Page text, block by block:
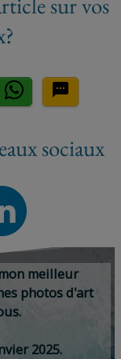
sociaux
meilleur
photos d'art
2025.